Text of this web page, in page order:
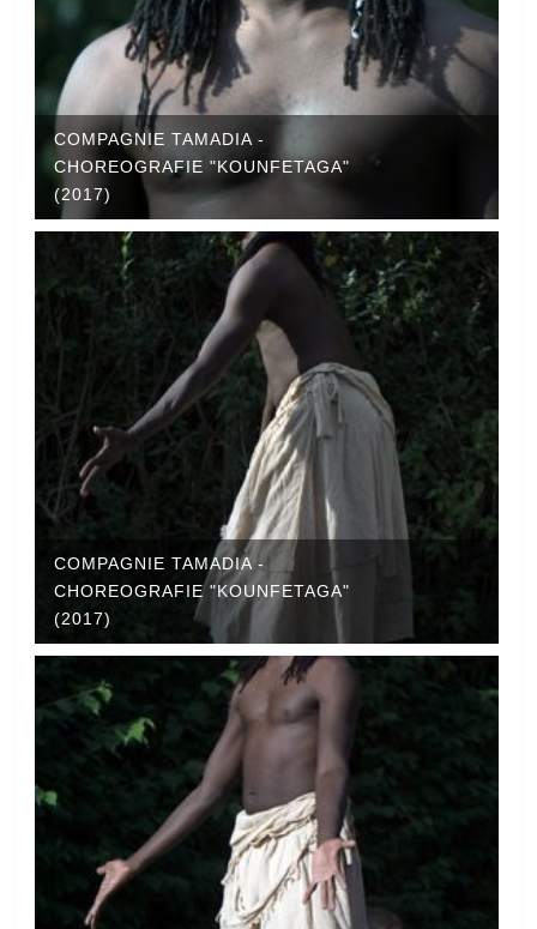
COMPAGNIE TAMADIA -
CHOREOGRAFIE "KOUNFETAGA"
(2017)
COMPAGNIE TAMADIA -
CHOREOGRAFIE "KOUNFETAGA"
(2017)